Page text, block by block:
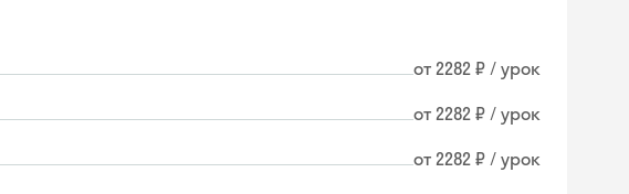
от 2282 ₽ / урок
от 2282 ₽ / урок
от 2282 ₽ / урок